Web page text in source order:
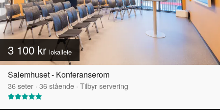
3 100 kr lokalleie
Salemhuset - Konferanserom
36seter · 36stående · Tilbyr servering